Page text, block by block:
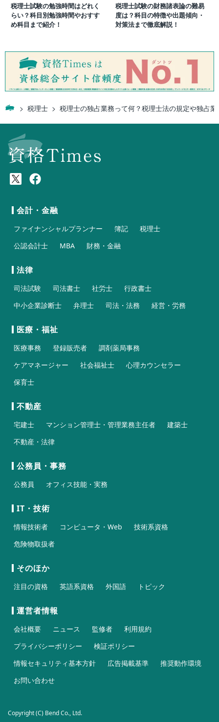
税理士試験の勉強時間はどれく
らい？科目別勉強時間やおすす
め科目まで紹介！
税理士試験の財務諸表論の難易
度は？科目の特徴や出題傾向・
対策法まで徹底解説！
税理士 税理士の独占業務って何？税理士法の規定や独占
会計・金融
ファイナンシャルプランナー 簿記
税理士
公認会計士
MBA 財務・金融
法律
司法試験 司法書士 社労士
行政書士
中小企業診断士
弁理士 司法・法務 経営・労務
医療・福祉
医療事務 登録販売者
調剤薬局事務
ケアマネージャー
社会福祉士
心理カウンセラー
保育士
不動産
宅建士 マンション管理士・管理業務主任者
建築士
不動産・法律
公務員・事務
公務員 オフィス技能・実務
IT・技術
情報技術者 コンピュータ・Web
技術系資格
危険物取扱者
そのほか
注目の資格 英語系資格 外国語 トピック
運営者情報
会社概要 ニュース 監修者
利用規約
プライバシーポリシー
検証ポリシー
情報セキュリティ基本方針
広告掲載基準
推奨動作環境
お問い合わせ